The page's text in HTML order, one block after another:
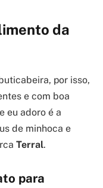
da
por isso,
e com boa
eu adoro é a
de minhoca e
Terral.
para